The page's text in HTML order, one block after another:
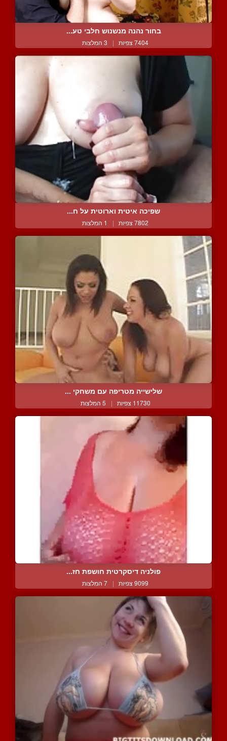
בחור נהנה מנשנוש חלבי טע...
7404 צפיות | 3 המלצות
שפיכה איטית וארוטית על ח...
7802 צפיות | 1 המלצות
שלישייה מטריפה עם משחקי ...
11730 צפיות | 5 המלצות
פולניה דיסקרטית חושפת חז...
9099 צפיות | 7 המלצות